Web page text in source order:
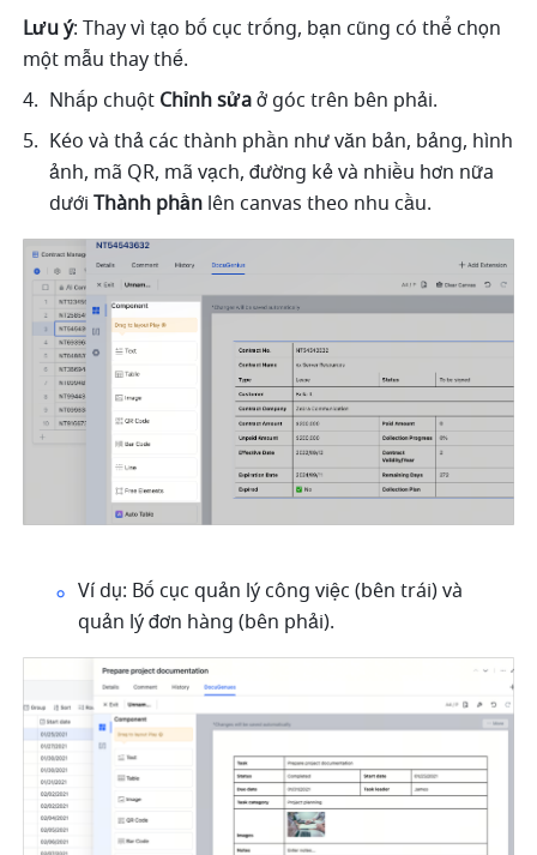
Lưu ý: Thay vì tạo bố cục trống, bạn cũng có thể chọn
một mẫu thay thế.
Nhấp chuột Chỉnh sửa ở góc trên bên phải.
Kéo và thả các thành phần như văn bản, bảng, hình
ảnh, mã QR, mã vạch, đường kẻ và nhiều hơn nữa
dưới Thành phần lên canvas theo nhu cầu.
Ví dụ: Bố cục quản lý công việc (bên trái) và
quản lý đơn hàng (bên phải).